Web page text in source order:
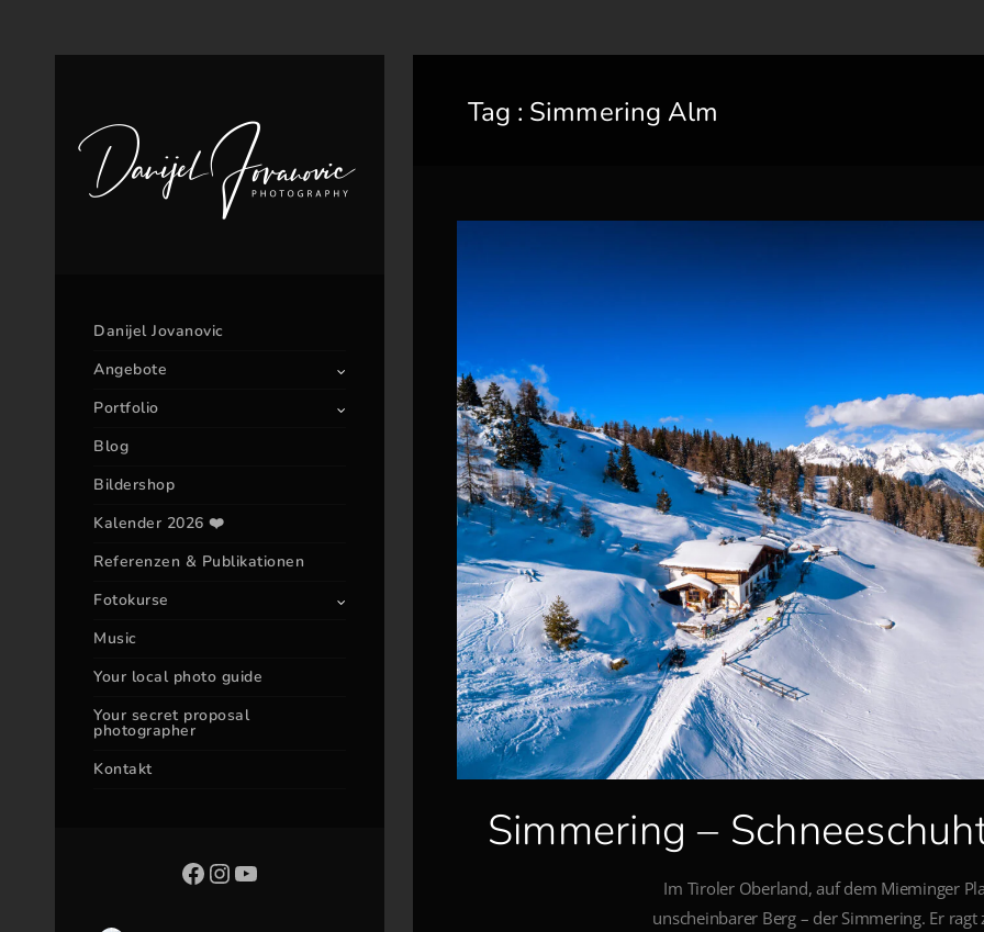
Danijel Jovanovic
Angebote
Portfolio
Blog
Bildershop
Kalender 2026 ❤️
Referenzen & Publikationen
Fotokurse
Music
Your local photo guide
Your secret proposal
photographer
Kontakt
Tag : Simmering Alm
Simmering –
Im Tiroler Oberland, auf dem Mieminger
unscheinbarer Berg – der Simmering. Er